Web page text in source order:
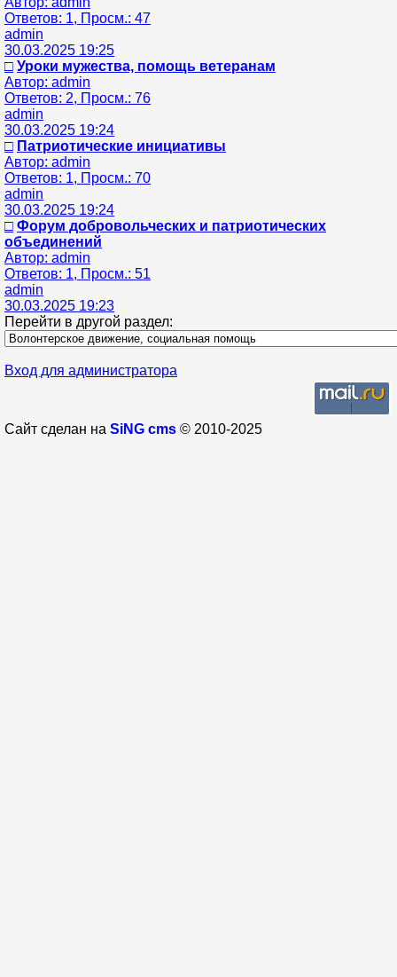
Ответов: 1, Просм.: 47
admin
30.03.2025 19:25
□ Уроки мужества, помощь ветеранам
Автор: admin
Ответов: 2, Просм.: 76
admin
30.03.2025 19:24
□ Патриотические инициативы
Автор: admin
Ответов: 1, Просм.: 70
admin
30.03.2025 19:24
□ Форум добровольческих и патриотических
объединений
Автор: admin
Ответов: 1, Просм.: 51
admin
30.03.2025 19:23
Перейти в другой раздел:
Вход для администратора
Сайт сделан на SiNG cms © 2010-2025